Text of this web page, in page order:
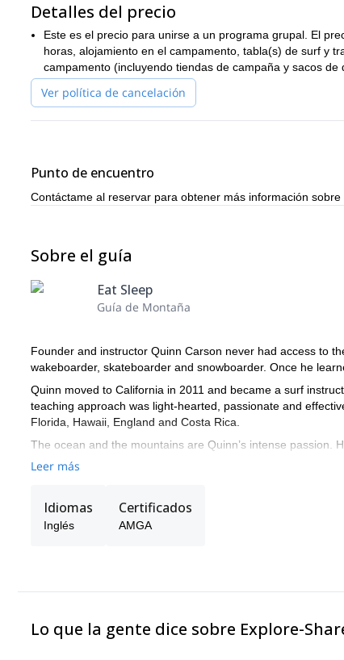
Cubriremos tu logística, incluyendo las tiendas y equipo de
programas disponibles cada otro fin de semana de junio a
el verano.
El programa es ideal para principiantes que quieren un
bienvenidos y nos aseguraremos de que tengas un tiempo
de las curvas del sur de la mejor costa.
¡Reserva este increíble viaje surfeando el Pacífico y
Detalles del precio
Este es el precio para unirse a un programa grupal. El
horas, alojamiento en el campamento, tabla(s) de surf y
campamento (incluyendo tiendas de campaña y sacos de
Ver política de cancelación
Punto de encuentro
Contáctame al reservar para obtener más información
Sobre el guía
Eat Sleep
Guía de Montaña
Founder and instructor Quinn Carson never had access to
wakeboarder, skateboarder and snowboarder. Once he
Quinn moved to California in 2011 and became a surf
teaching approach was light-hearted, passionate and
Florida, Hawaii, England and Costa Rica.
The ocean and the mountains are Quinn’s intense passion.
where you can surf, hike, climb, camp, and interact intimately
midwesterner himself, he knows what it is like to discover
Quinn is a certified Wilderness First Responder, AMGA
Leer más
Idiomas
Inglés
Certificados
AMGA
Lo que la gente dice sobre Explore-